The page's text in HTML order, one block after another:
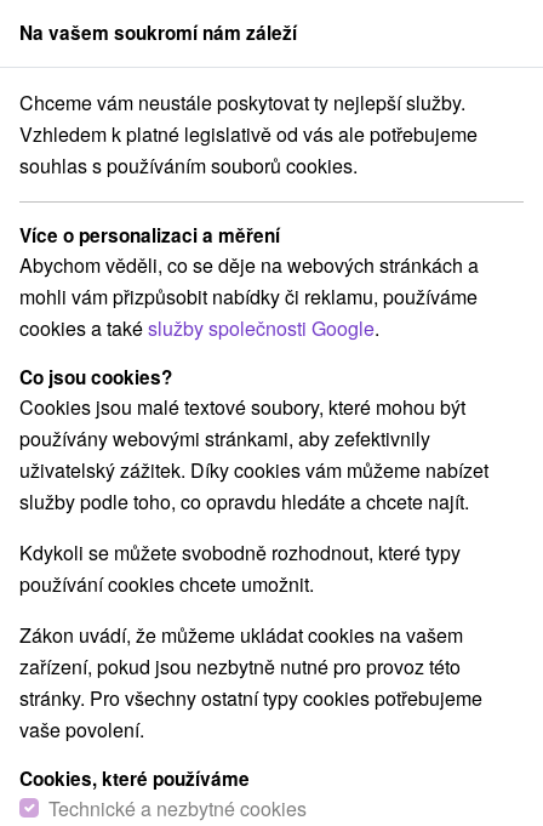
člen skupinySorger
Hotely na Slovensku
Luxusní hotely na Slovensku
Kategorie
Všechny kategorie
Hotely na Slovensku (277)
Hotely s bazénem(98)
Wellness hotely na Slovensku
Hotely na Slovensku pro rodiny s dětmi(72)
Historické hotely (15) Hotely s termálním bazénem
Vyberte lokalitu nebo termín
Nejprodávanější
Nejhledanější oblasti
v Tatrách(94)
NEJLEVNĚJŠÍ NEJDRAŽŠÍ
Na vašem soukromí nám záleží
Chceme vám neustále poskytovat ty nejlepší služby.
Vzhledem k platné legislativě od vás ale potřebujeme
souhlas s používáním souborů cookies.
Více o personalizaci a měření
Abychom věděli, co se děje na webových stránkách a
mohli vám přizpůsobit nabídky či reklamu, používáme
cookies a takéslužby společnosti Google.
Co jsou cookies?
Cookies jsou malé textové soubory, které mohou být
používány webovými stránkami, aby zefektivnily
uživatelský zážitek. Díky cookies vám můžeme nabízet
služby podle toho, co opravdu hledáte a chcete najít.
Kdykoli se můžete svobodně rozhodnout, které typy
používání cookies chcete umožnit.
Zákon uvádí, že můžeme ukládat cookies na vašem
zařízení, pokud jsou nezbytně nutné pro provoz této
stránky. Pro všechny ostatní typy cookies potřebujeme
vaše povolení.
Cookies, které používáme
Technické a nezbytné cookies